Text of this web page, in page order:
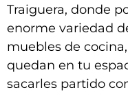
Traiguera, donde
enorme variedad
muebles de
quedan en tu
sacarles partido